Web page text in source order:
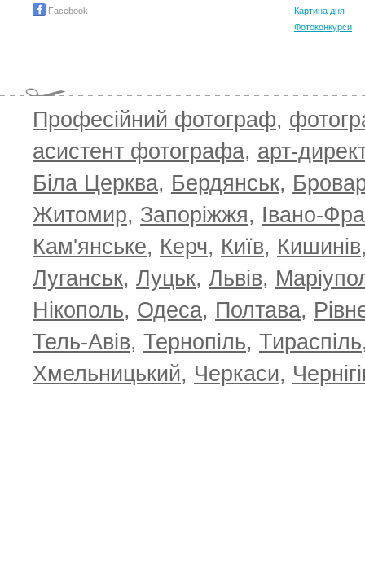
Facebook
Картина дня
Фотоконкурси
Професійний фотограф,
асистент фотографа, арт-
Біла Церква, Бердянськ,
Житомир, Запоріжжя, Івано-
Кам'янське, Керч, Київ, Кишинів
Луганськ, Луцьк, Львів,
Нікополь, Одеса, Полтава,
Тель-Авів, Тернопіль, Тираспіль
Хмельницький, Черкаси,